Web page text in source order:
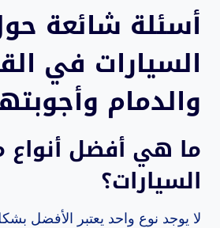
أسئلة شائعة
السيارات في
والدمام
ما هي أفضل أنواع
السيارات؟
لا يوجد نوع واحد يعتبر الأفضل